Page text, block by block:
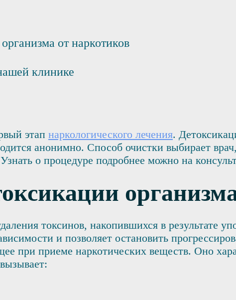
от наркотиков
клинике
этап наркологического лечения.
анонимно. Способ очистки выбирает врач,
о процедуре подробнее можно на
токсинов, накопившихся в результате
и позволяет остановить
при приеме наркотических веществ. Оно